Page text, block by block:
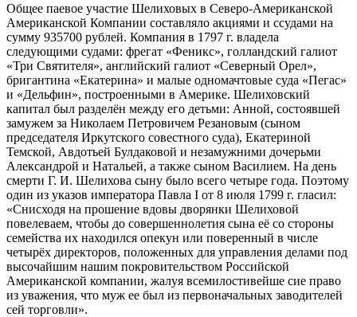
Общее паевое участие Шелиховых в Северо-Американской
Американской Компании составляло акциями и ссудами на
сумму 935700 рублей. Компания в 1797 г. владела
следующими судами: фрегат «Феникс», голландский галиот
«Три Святителя», английский галиот «Северный Орел»,
бригантина «Екатерина» и малые одномачтовые суда «Пегас»
и «Дельфин», построенными в Америке. Шелиховский
капитал был разделён между его детьми: Анной, состоявшей
замужем за Николаем Петровичем Резановым (сыном
председателя Иркутского совестного суда), Екатериной
Темской, Авдотьей Булдаковой и незамужними дочерьми
Александрой и Натальей, а также сыном Василием. На день
смерти Г. И. Шелихова сыну было всего четыре года. Поэтому
один из указов императора Павла I от 8 июля 1799 г. гласил:
«Снисходя на прошение вдовы дворянки Шелиховой
повелеваем, чтобы до совершеннолетия сына её со стороны
семейства их находился опекун или поверенный в числе
четырёх директоров, положенных для управления делами под
высочайшим нашим покровительством Российской
Американской компании, жалуя всемилостивейше сие право
из уважения, что муж ее был из первоначальных заводителей
сей торговли».